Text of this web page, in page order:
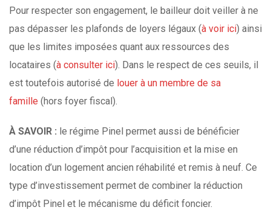
Pour respecter son engagement, le bailleur doit veiller à ne
pas dépasser les plafonds de loyers légaux (à voir ici) ainsi
que les limites imposées quant aux ressources des
locataires (à consulter ici). Dans le respect de ces seuils, il
est toutefois autorisé de louer à un membre de sa
famille (hors foyer fiscal).
À SAVOIR : le régime Pinel permet aussi de bénéficier
d’une réduction d’impôt pour l’acquisition et la mise en
location d’un logement ancien réhabilité et remis à neuf. Ce
type d’investissement permet de combiner la réduction
d’impôt Pinel et le mécanisme du déficit foncier.